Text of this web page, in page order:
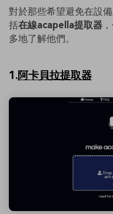
對於那些希望避免在設
括在線acapella提取器
多地了解他們。
1.阿卡貝拉提取器